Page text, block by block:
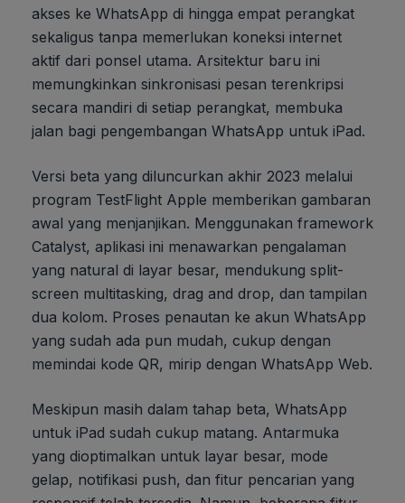
akses ke WhatsApp di hingga empat perangkat
sekaligus tanpa memerlukan koneksi internet
aktif dari ponsel utama. Arsitektur baru ini
memungkinkan sinkronisasi pesan terenkripsi
secara mandiri di setiap perangkat, membuka
jalan bagi pengembangan WhatsApp untuk iPad.
Versi beta yang diluncurkan akhir 2023 melalui
program TestFlight Apple memberikan gambaran
awal yang menjanjikan. Menggunakan framework
Catalyst, aplikasi ini menawarkan pengalaman
yang natural di layar besar, mendukung split-
screen multitasking, drag and drop, dan tampilan
dua kolom. Proses penautan ke akun WhatsApp
yang sudah ada pun mudah, cukup dengan
memindai kode QR, mirip dengan WhatsApp Web.
Meskipun masih dalam tahap beta, WhatsApp
untuk iPad sudah cukup matang. Antarmuka
yang dioptimalkan untuk layar besar, mode
gelap, notifikasi push, dan fitur pencarian yang